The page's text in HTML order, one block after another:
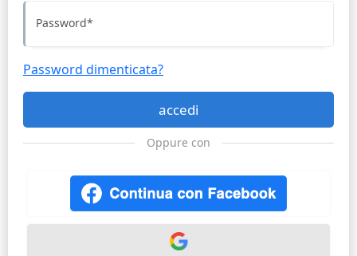
Password*
Password dimenticata?
accedi
Oppure con